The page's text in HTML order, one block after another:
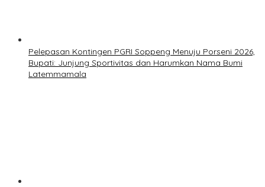
Pelepasan Kontingen PGRI Soppeng Menuju Porseni 2026,
Bupati: Junjung Sportivitas dan Harumkan Nama Bumi
Latemmamala